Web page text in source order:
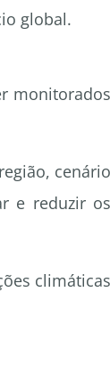
global.
monitorados
cenário
e reduzir os
climáticas